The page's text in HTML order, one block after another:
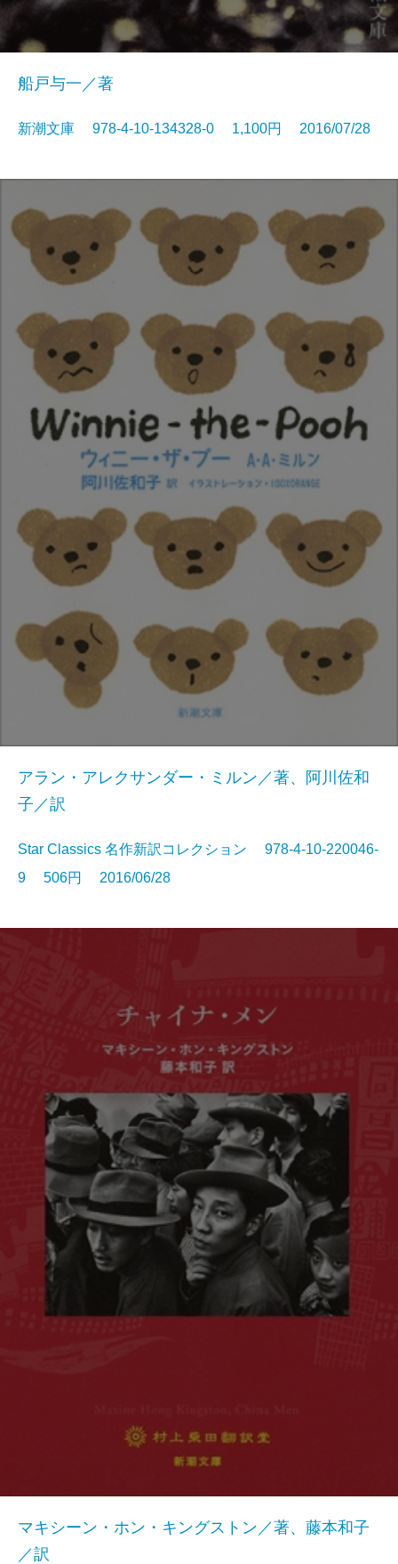
船戸与一／著
新潮文庫 978-4-10-134328-0 1,100円 2016/07/28
アラン・アレクサンダー・ミルン／著、阿川佐和
子／訳
Star Classics 名作新訳コレクション 978-4-10-220046-
9 506円 2016/06/28
マキシーン・ホン・キングストン／著、藤本和子
／訳